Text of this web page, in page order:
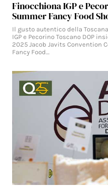
Finocchiona IGP e
Summer Fancy Food
Il gusto autentico della
IGP e Pecorino Toscano DOP
2025 Jacob Javits Convention
Fancy Food…